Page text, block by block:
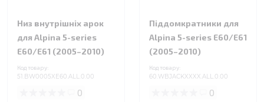
Низ внутрішніх арок
для Alpina 5-series
E60/E61 (2005–2010)
Код товару:
51.BW0005XE60.ALL.0.00
0
Піддомкратники для
Alpina 5-series E60/E61
(2005–2010)
Код товару:
60.WBJACKXXXX.ALL.0.00
0